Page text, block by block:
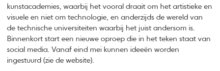
kunstacademies, waarbij het vooral draait om het artistieke en
visuele en niet om technologie, en anderzijds de wereld van
de technische universiteiten waarbij het juist andersom is.
Binnenkort start een nieuwe oproep die in het teken staat van
social media. Vanaf eind mei kunnen ideeën worden
ingestuurd (zie de website).